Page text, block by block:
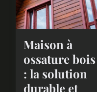
Maison à
ossature bois
: la solution
durable et